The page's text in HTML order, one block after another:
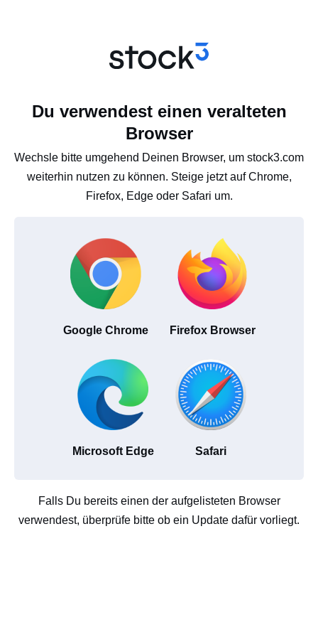
Du verwendest einen veralteten
Browser
Wechsle bitte umgehend Deinen Browser, um stock3.com
weiterhin nutzen zu können. Steige jetzt auf Chrome,
Firefox, Edge oder Safari um.
Google Chrome Firefox Browser
Microsoft Edge Safari
Falls Du bereits einen der aufgelisteten Browser
verwendest, überprüfe bitte ob ein Update dafür vorliegt.